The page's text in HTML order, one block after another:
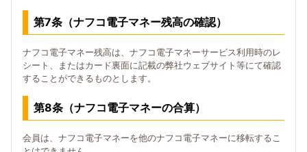
第7条（ナフコ電子マネー残高の確認）
ナフコ電子マネー残高は、ナフコ電子マネーサービス利用時のレ
シート、またはカード裏面に記載の弊社ウェブサイト等にて確認
することができるものとします。
第8条（ナフコ電子マネーの合算）
会員は、ナフコ電子マネーを他のナフコ電子マネーに移転するこ